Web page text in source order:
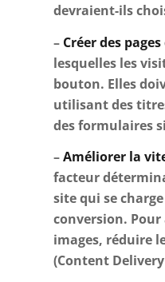
devraient-ils
– Créer des
lesquelles les
bouton. Elles
utilisant des
des formulaires
–Améliorer la
facteur
site qui se
conversion.
images, réduire
(Content